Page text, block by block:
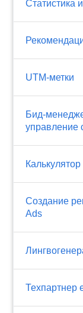
Статистика
UTM-метки
Бид-
управление
Создание
Ads
Техпартнер